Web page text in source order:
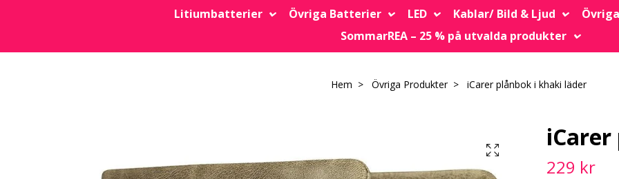
Litiumbatterier
Övriga Batterier LED Kablar/ Bild & Ljud
SommarREA – 25 % på utvalda produkter
Hem Övriga Produkter iCarer plånbok i khaki läder
229 kr